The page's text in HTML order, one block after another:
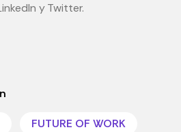
y Twitter.
FUTURE OF WORK